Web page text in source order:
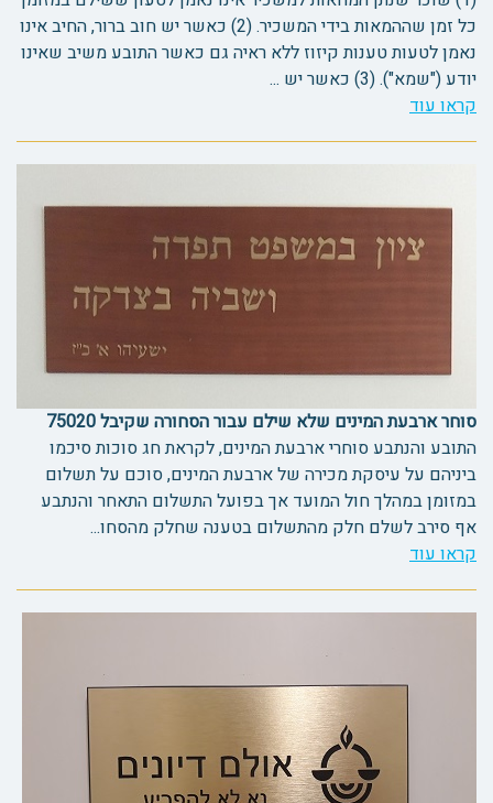
כל זמן שההמאות בידי המשכיר. (2) כאשר יש חוב ברור, החיב אינו
נאמן לטעות טענות קיזוז ללא ראיה גם כאשר התובע משיב שאינו
יודע ("שמא"). (3) כאשר יש ...
קראו עוד
סוחר ארבעת המינים שלא שילם עבור הסחורה שקיבל 75020
התובע והנתבע סוחרי ארבעת המינים, לקראת חג סוכות סיכמו
ביניהם על עיסקת מכירה של ארבעת המינים, סוכם על תשלום
במזומן במהלך חול המועד אך בפועל התשלום התאחר והנתבע
אף סירב לשלם חלק מהתשלום בטענה שחלק מהסחו...
קראו עוד